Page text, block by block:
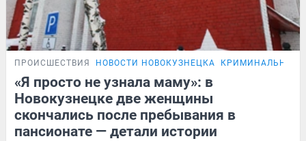
ПРОИСШЕСТВИЯ НОВОСТИ НОВОКУЗНЕЦКА КРИМИНАЛЬНЫЙ
«Я просто не узнала маму»: в
Новокузнецке две женщины
скончались после пребывания в
пансионате — детали истории